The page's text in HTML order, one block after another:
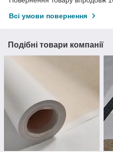
Всі умови повернення
Подібні товари компанії